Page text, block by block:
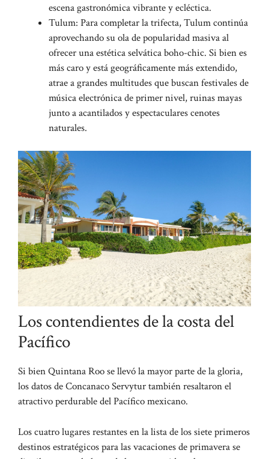
escena gastronómica vibrante y ecléctica.
Tulum: Para completar la trifecta, Tulum continúa
aprovechando su ola de popularidad masiva al
ofrecer una estética selvática boho-chic. Si bien es
más caro y está geográficamente más extendido,
atrae a grandes multitudes que buscan festivales de
música electrónica de primer nivel, ruinas mayas
junto a acantilados y espectaculares cenotes
naturales.
Los contendientes de la costa del
Pacífico
Si bien Quintana Roo se llevó la mayor parte de la gloria,
los datos de Concanaco Servytur también resaltaron el
atractivo perdurable del Pacífico mexicano.
Los cuatro lugares restantes en la lista de los siete primeros
destinos estratégicos para las vacaciones de primavera se